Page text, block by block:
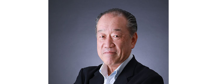
建築士／建築士を目指す方へ
⼀級建築⼠試験について